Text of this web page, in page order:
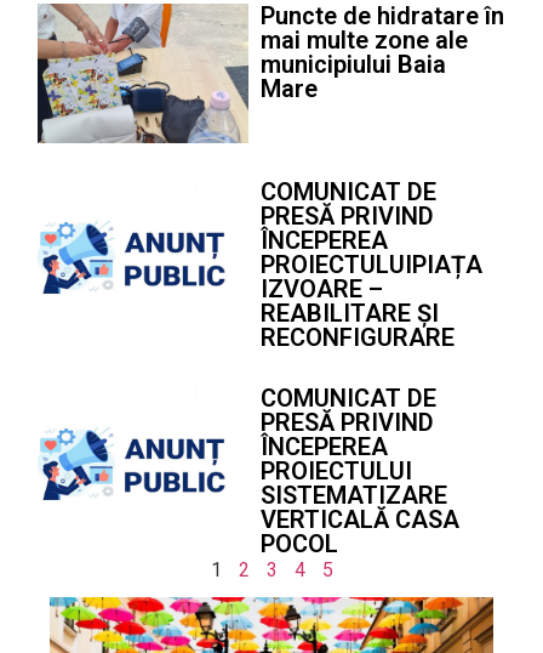
Puncte de hidratare în
mai multe zone ale
municipiului Baia
Mare
COMUNICAT DE
PRESĂ PRIVIND
ÎNCEPEREA
PROIECTULUIPIAȚA
IZVOARE –
REABILITARE ȘI
RECONFIGURARE
COMUNICAT DE
PRESĂ PRIVIND
ÎNCEPEREA
PROIECTULUI
SISTEMATIZARE
VERTICALĂ CASA
POCOL
1 2 3 4 5